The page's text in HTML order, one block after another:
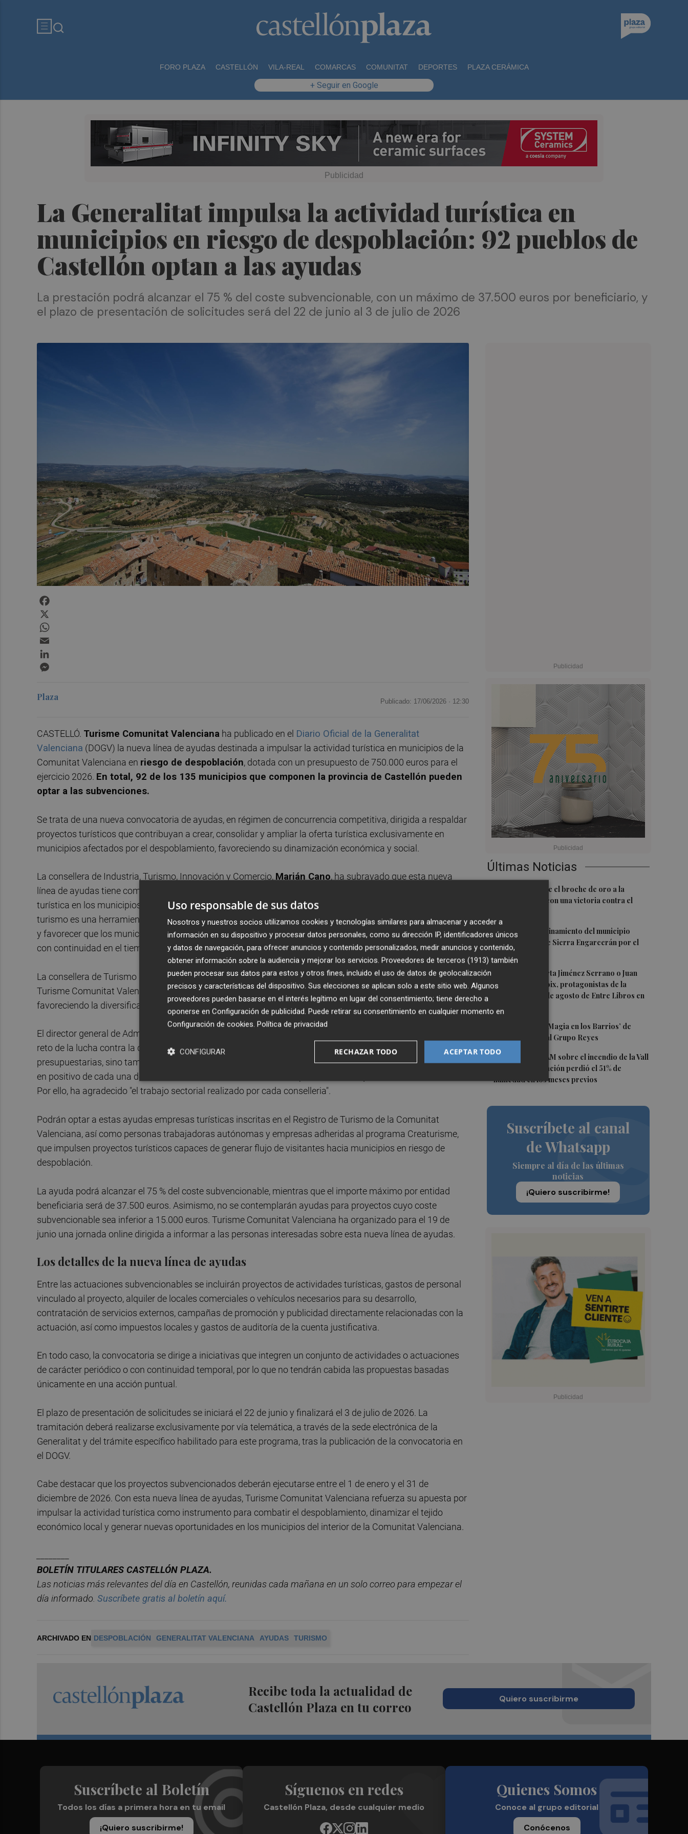
FORO PLAZA CASTELLÓN VILA-REAL COMARCAS COMUNITAT DEPORTES PLAZA CERÁMICA
+ Seguir en Google
La Generalitat impulsa la actividad turística en
municipios en riesgo de despoblación: 92 pueblos de
Castellón optan a las ayudas
La prestación podrá alcanzar el 75 % del coste subvencionable, con un máximo de 37.500 euros por beneficiario, y
el plazo de presentación de solicitudes será del 22 de junio al 3 de julio de 2026
Últimas Noticias
El Villarreal pone el broche de oro a la
pretemporada con una victoria contra el
2 Levantan el confinamiento del municipio
castellonense de Sierra Engarcerán por el
incendio
3
Juan Tallón, Marta Jiménez Serrano o Juan
Evaristo Valls Boix, protagonistas de la
programación de agosto de Entre Libros en
Los talleres de ‘Magia en los Barrios’ de
Castelló llegan al Grupo Reyes
5Informe del CEAM sobre el incendio de la Vall
d'Uixó: la vegetación perdió el 51% de
humedad en los meses previos
Suscríbete al canal
de Whatsapp
Siempre al día de las últimas
noticias
¡Quiero suscribirme!
Plaza Publicado: 17/06/2026 · 12:30
CASTELLÓ. Turisme Comunitat Valenciana ha publicado en el Diario Oficial de la Generalitat
Valenciana (DOGV) la nueva línea de ayudas destinada a impulsar la actividad turística en municipios de la
Comunitat Valenciana en riesgo de despoblación, dotada con un presupuesto de 750.000 euros para el
ejercicio 2026. En total, 92 de los 135 municipios que componen la provincia de Castellón pueden
optar a las subvenciones.
Se trata de una nueva convocatoria de ayudas, en régimen de concurrencia competitiva, dirigida a respaldar
proyectos turísticos que contribuyan a crear, consolidar y ampliar la oferta turística exclusivamente en
municipios afectados por el despoblamiento, favoreciendo su dinamización económica y social.
La consellera de Industria, Turismo, Innovación y Comercio, Marián Cano, ha subrayado que esta nueva
línea de ayudas tiene como objetivo contribuir a frenar la despoblación mediante el impulso de la actividad
turística en los municipios del interior de la Comunitat Valenciana. Asimismo, Cano ha remarcado que "el
turismo es una herramienta clave para avanzar en la cohesión territorial, poner en valor los recursos locales
y favorecer que los municipios de interior puedan desarrollar propuestas turísticas sostenibles, atractivas y
con continuidad en el tiempo".
La consellera de Turismo ha señalado que esta nueva línea de ayudas se enmarca en la estrategia de
Turisme Comunitat Valenciana orientada a impulsar un turismo generador de oportunidades en el territorio,
favoreciendo la diversificación económica y la fijación de población en las zonas de interior.
El director general de Administración Local,
reto de la lucha contra la despoblación, no sólo mediante el mantenimiento y mejora de las líneas
presupuestarias, sino también a través de un trabajo transversal del Consell en su conjunto, con una mirada
en positivo de cada una de las consellerias hacia todos los municipios de interior que sufren este fenómeno".
Por ello, ha agradecido "el trabajo sectorial realizado por cada conselleria".
Podrán optar a estas ayudas empresas turísticas inscritas en el Registro de Turismo de la Comunitat
Valenciana, así como personas trabajadoras autónomas y empresas adheridas al programa Creaturisme,
que impulsen proyectos turísticos capaces de generar flujo de visitantes hacia municipios en riesgo de
despoblación.
La ayuda podrá alcanzar el 75 % del coste subvencionable, mientras que el importe máximo por entidad
beneficiaria será de 37.500 euros. Asimismo, no se contemplarán ayudas para proyectos cuyo coste
subvencionable sea inferior a 15.000 euros. Turisme Comunitat Valenciana ha organizado para el 19 de
junio una jornada online dirigida a informar a las personas interesadas sobre esta nueva línea de ayudas.
Los detalles de la nueva línea de ayudas
Entre las actuaciones subvencionables se incluirán proyectos de actividades turísticas, gastos de personal
vinculado al proyecto, alquiler de locales comerciales o vehículos necesarios para su desarrollo,
contratación de servicios externos, campañas de promoción y publicidad directamente relacionadas con la
actuación, así como impuestos locales y gastos de auditoría de la cuenta justificativa.
En todo caso, la convocatoria se dirige a iniciativas que integren un conjunto de actividades o actuaciones
de carácter periódico o con continuidad temporal, por lo que no tendrán cabida las propuestas basadas
únicamente en una acción puntual.
El plazo de presentación de solicitudes se iniciará el 22 de junio y finalizará el 3 de julio de 2026. La
tramitación deberá realizarse exclusivamente por vía telemática, a través de la sede electrónica de la
Generalitat y del trámite específico habilitado para este programa, tras la publicación de la convocatoria en
el DOGV.
Cabe destacar que los proyectos subvencionados deberán ejecutarse entre el 1 de enero y el 31 de
diciembre de 2026. Con esta nueva línea de ayudas, Turisme Comunitat Valenciana refuerza su apuesta por
impulsar la actividad turística como instrumento para combatir el despoblamiento, dinamizar el tejido
económico local y generar nuevas oportunidades en los municipios del interior de la Comunitat Valenciana.
BOLETÍN TITULARES CASTELLÓN PLAZA.
Las noticias más relevantes del día en Castellón, reunidas cada mañana en un solo correo para empezar el
día informado. Suscríbete gratis alboletín aquí.
ARCHIVADO EN DESPOBLACIÓN GENERALITAT VALENCIANA AYUDAS TURISMO
Recibe toda la actualidad de
Castellón Plaza en tu correo
Quiero suscribirme
Suscríbete al Boletín
Todos los días a primera hora en tu email
¡Quiero suscribirme!
Síguenos en redes
Castellón Plaza, desde cualquier medio
Quienes Somos
Conoce al grupo editorial
Conócenos
Uso responsable de sus datos
Nosotros y nuestros socios utilizamos cookies y tecnologías similares para almacenar y acceder a
información en su dispositivo y procesar datos personales, como su dirección IP, identificadores únicos
y datos de navegación, para ofrecer anuncios y contenido personalizados, medir anuncios y contenido,
obtener información sobre la audiencia y mejorar los servicios. Proveedores de terceros (1913) también
pueden procesar sus datos para estos y otros fines, incluido el uso de datos de geolocalización
precisos y características del dispositivo. Sus elecciones se aplican solo a este sitio web. Algunos
proveedores pueden basarse en el interés legítimo en lugar del consentimiento; tiene derecho a
oponerse en Configuración de publicidad. Puede retirar su consentimiento en cualquier momento en
Configuración de cookies. Política de privacidad
ACEPTAR TODO
RECHAZAR TODO
CONFIGURAR